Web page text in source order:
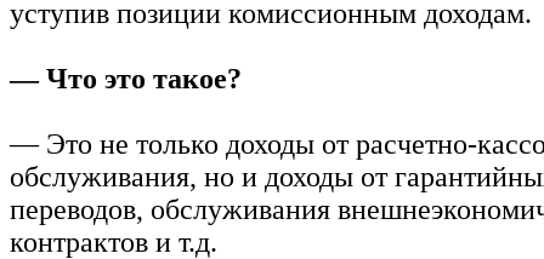
уступив позиции комиссионным доходам.
— Что это такое?
— Это не только доходы от расчетно-
обслуживания, но и доходы от
переводов, обслуживания
контрактов и т.д.